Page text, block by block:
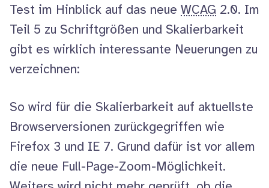
Barrierefreiheit
–
XING“
Test im Hinblick auf das neue WCAG 2.0. Im
Teil 5 zu Schriftgrößen und Skalierbarkeit
gibt es wirklich interessante Neuerungen zu
verzeichnen:
So wird für die Skalierbarkeit auf aktuellste
Browserversionen zurückgegriffen wie
Firefox 3 und IE 7. Grund dafür ist vor allem
die neue Full-Page-Zoom-Möglichkeit.